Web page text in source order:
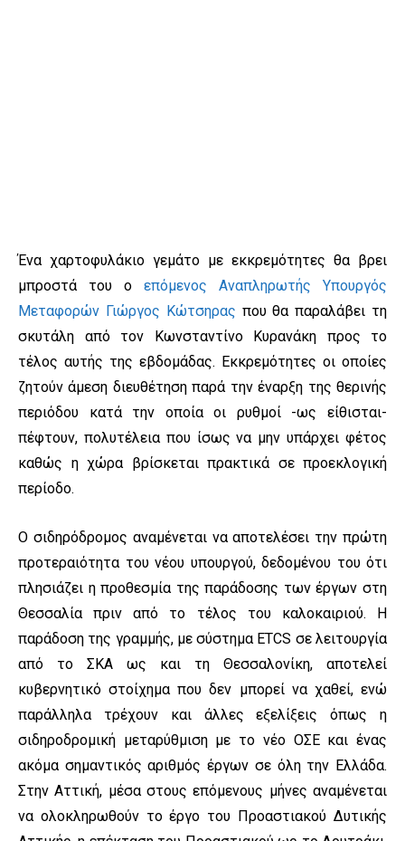
Ένα χαρτοφυλάκιο γεμάτο με εκκρεμότητες θα βρει
μπροστά του ο επόμενος Αναπληρωτής Υπουργός
Μεταφορών Γιώργος Κώτσηρας που θα παραλάβει τη
σκυτάλη από τον Κωνσταντίνο Κυρανάκη προς το
τέλος αυτής της εβδομάδας. Εκκρεμότητες οι οποίες
ζητούν άμεση διευθέτηση παρά την έναρξη της θερινής
περιόδου κατά την οποία οι ρυθμοί -ως είθισται-
πέφτουν, πολυτέλεια που ίσως να μην υπάρχει φέτος
καθώς η χώρα βρίσκεται πρακτικά σε προεκλογική
περίοδο.
Ο σιδηρόδρομος αναμένεται να αποτελέσει την πρώτη
προτεραιότητα του νέου υπουργού, δεδομένου του ότι
πλησιάζει η προθεσμία της παράδοσης των έργων στη
Θεσσαλία πριν από το τέλος του καλοκαιριού. Η
παράδοση της γραμμής, με σύστημα ETCS σε λειτουργία
από το ΣΚΑ ως και τη Θεσσαλονίκη, αποτελεί
κυβερνητικό στοίχημα που δεν μπορεί να χαθεί, ενώ
παράλληλα τρέχουν και άλλες εξελίξεις όπως η
σιδηροδρομική μεταρύθμιση με το νέο ΟΣΕ και ένας
ακόμα σημαντικός αριθμός έργων σε όλη την Ελλάδα.
Στην Αττική, μέσα στους επόμενους μήνες αναμένεται
να ολοκληρωθούν το έργο του Προαστιακού Δυτικής